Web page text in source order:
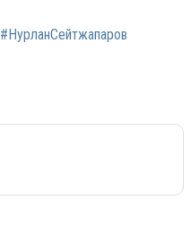
#НурланСейтжапаров